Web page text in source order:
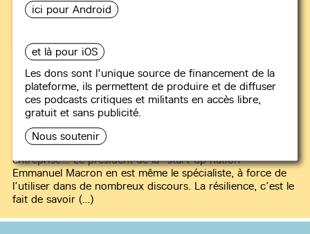
ici pour Android
et là pour iOS
Les dons sont l'unique source de financement de la
plateforme, ils permettent de produire et de diffuser
ces podcasts critiques et militants en accès libre,
gratuit et sans publicité.
Nous soutenir
#1La résilience, s’en prendre à soi
plutôt qu’aux bourgeois
10 min
La "résilience" est devenue un concept en vogue ces
dernières années : crise sanitaire, terrorisme, en
entreprise… Le président de la "start-up nation"
Emmanuel Macron en est même le spécialiste, à force de
l’utiliser dans de nombreux discours. La résilience, c’est le
fait de savoir (…)